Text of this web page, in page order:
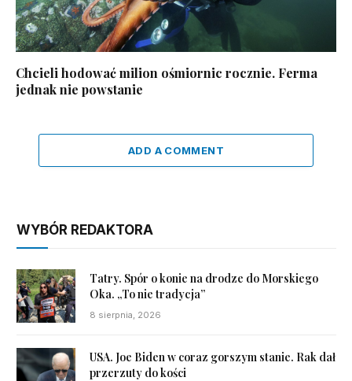
Chcieli hodować milion ośmiornic rocznie. Ferma
jednak nie powstanie
ADD A COMMENT
WYBÓR REDAKTORA
Tatry. Spór o konie na drodze do Morskiego
Oka. „To nie tradycja”
8 sierpnia, 2026
USA. Joe Biden w coraz gorszym stanie. Rak dał
przerzuty do kości